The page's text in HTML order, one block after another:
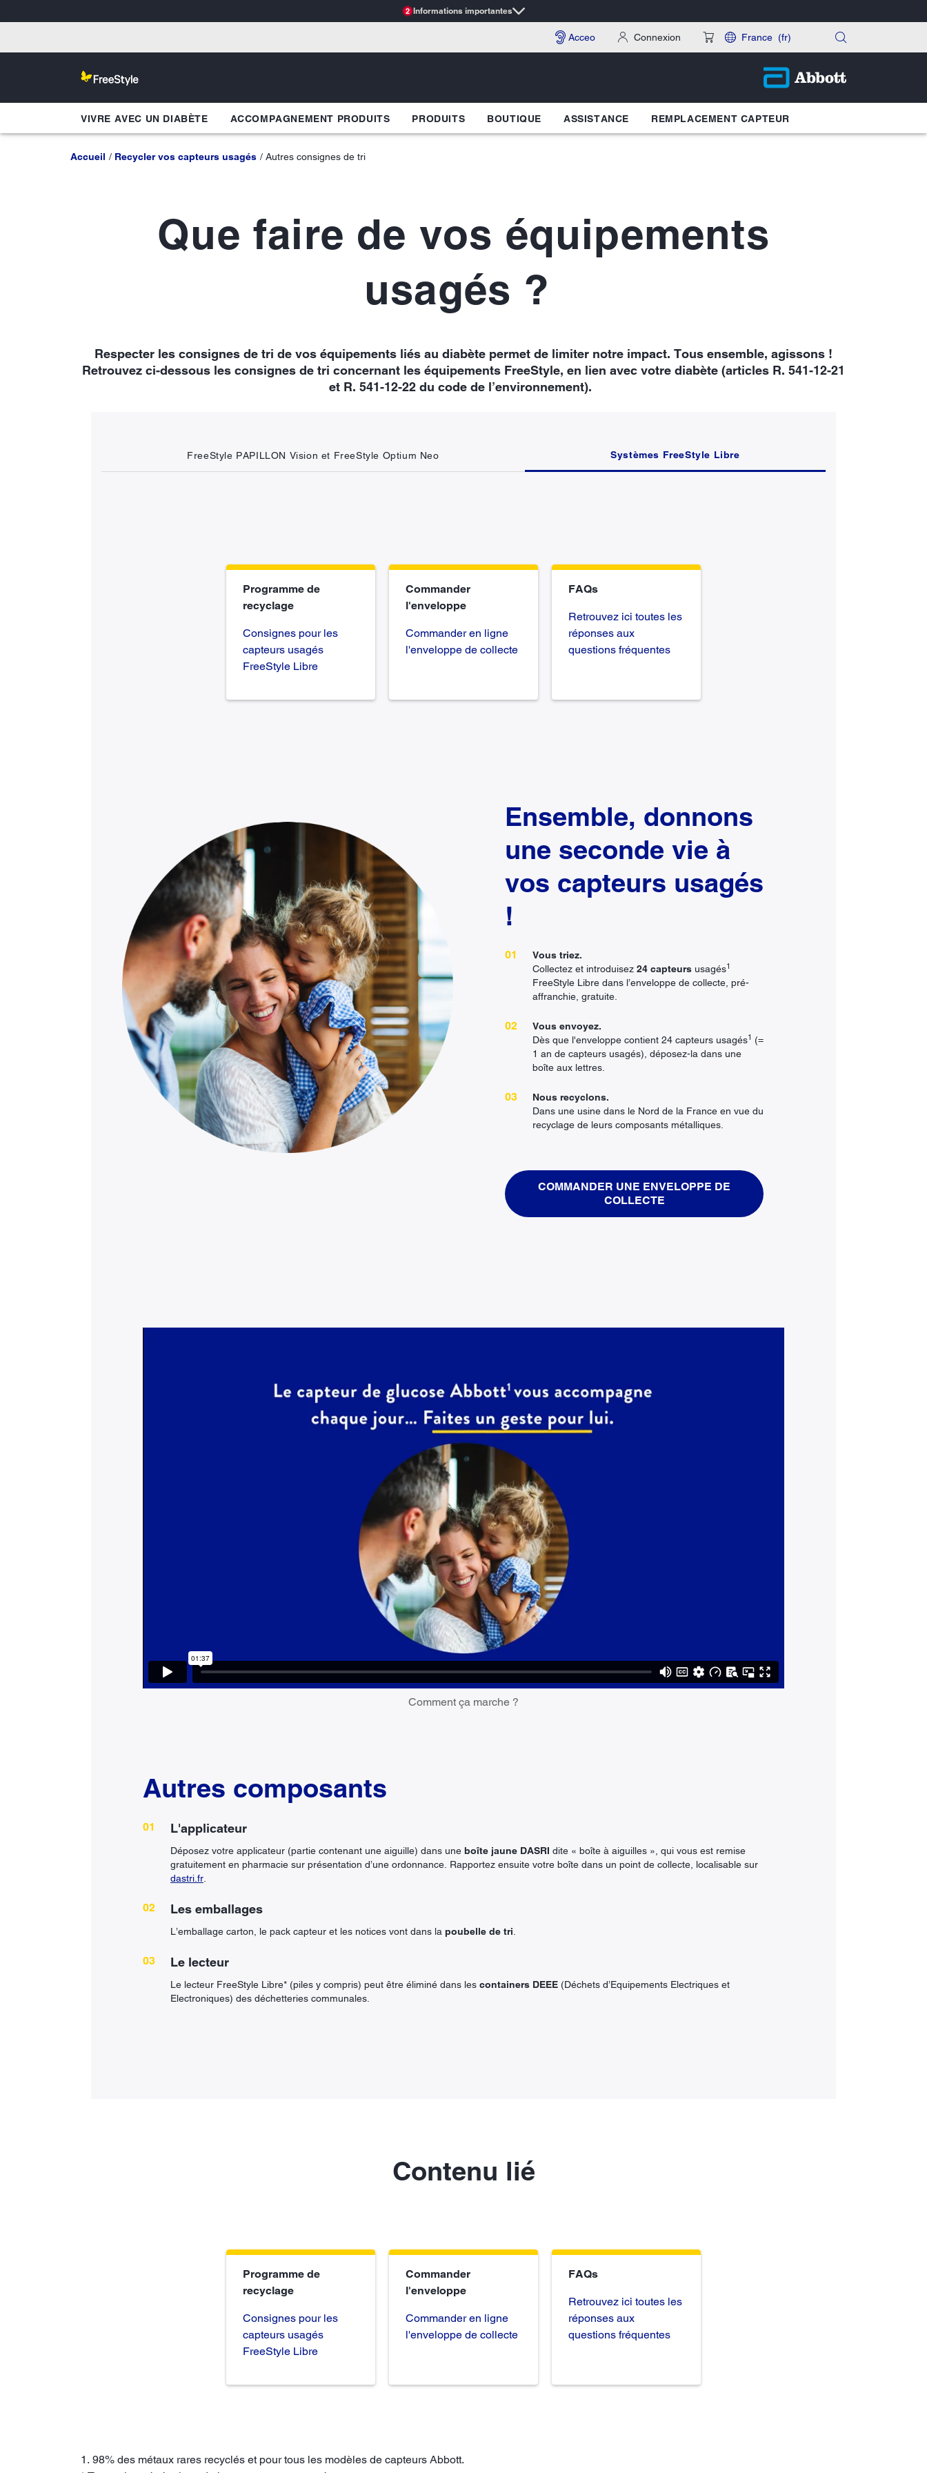
2 Informations importantes
Acceo Connexion France (fr)
VIVRE AVEC UN DIABÈTE ACCOMPAGNEMENT PRODUITS PRODUITS BOUTIQUE ASSISTANCE REMPLACEMENT CAPTEUR
Accueil Recycler vos capteurs usagés Autres consignes de tri
Que faire de vos équipements
usagés ?
Respecter les consignes de tri de vos équipements liés au diabète permet de limiter notre impact. Tous ensemble, agissons !
Retrouvez ci-dessous les consignes de tri concernant les équipements FreeStyle, en lien avec votre diabète (articles R. 541-12-21
et R. 541-12-22 du code de l’environnement).
FreeStyle PAPILLON Vision et FreeStyle Optium Neo Systèmes FreeStyle Libre
Programme de
recyclage
Consignes pour les
capteurs usagés
FreeStyle Libre
Commander
l'enveloppe
Commander en ligne
l'enveloppe de collecte
FAQs
Retrouvez ici toutes les
réponses aux
questions fréquentes
Ensemble, donnons
une seconde vie à
vos capteurs usagés
!
Vous triez.
Collectez et introduisez 24 capteurs usagés1
FreeStyle Libre dans l’enveloppe de collecte, pré-
affranchie, gratuite.
Vous envoyez.
Dès que l'enveloppe contient 24 capteurs usagés1 (=
1 an de capteurs usagés), déposez-la dans une
boîte aux lettres.
Nous recyclons.
Dans une usine dans le Nord de la France en vue du
recyclage de leurs composants métalliques.
COMMANDER UNE ENVELOPPE DE
COLLECTE
Comment ça marche ?
Autres composants
L'applicateur
Déposez votre applicateur (partie contenant une aiguille) dans une boîte jaune DASRI dite « boîte à aiguilles », qui vous est remise
gratuitement en pharmacie sur présentation d’une ordonnance. Rapportez ensuite votre boîte dans un point de collecte, localisable sur
dastri.fr
Les emballages
L’emballage carton, le pack capteur et les notices vont dans la poubelle de tri
Le lecteur
Le lecteur FreeStyle Libre* (piles y compris) peut être éliminé dans les containers DEEE (Déchets d’Equipements Electriques et
Electroniques) des déchetteries communales.
Contenu lié
Programme de
recyclage
Consignes pour les
capteurs usagés
FreeStyle Libre
Commander
l'enveloppe
Commander en ligne
l'enveloppe de collecte
FAQs
Retrouvez ici toutes les
réponses aux
questions fréquentes
1. 98% des métaux rares recyclés et pour tous les modèles de capteurs Abbott.